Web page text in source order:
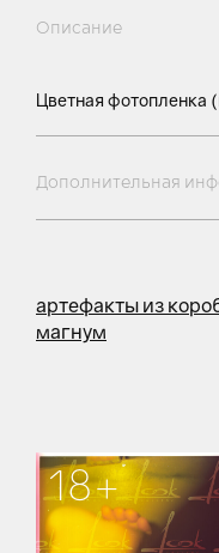
Описание
Цветная фотопленка
Дополнительная
артефакты из
магнум
18+